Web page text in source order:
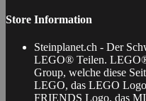
Store Information
Steinplanet.ch - Der
LEGO® Teilen.
Group, welche diese
LEGO, das LEGO
FRIENDS Logo, das